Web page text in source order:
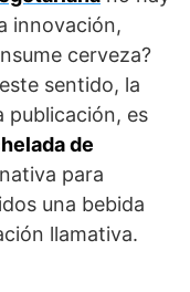
innovación,
cerveza?
sentido, la
publicación, es
de
para
una bebida
llamativa.